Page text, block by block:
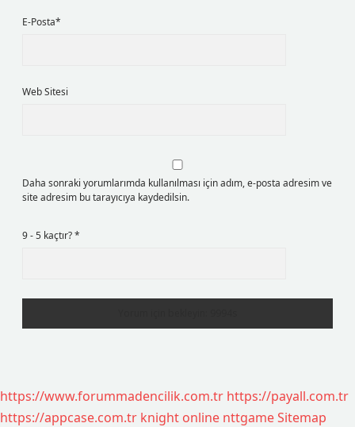
E-Posta*
Web Sitesi
Daha sonraki yorumlarımda kullanılması için adım, e-posta adresim ve
site adresim bu tarayıcıya kaydedilsin.
9 - 5 kaçtır?*
https://www.forummadencilik.com.tr https://payall.com.tr
https://appcase.com.tr knight online nttgameSitemap